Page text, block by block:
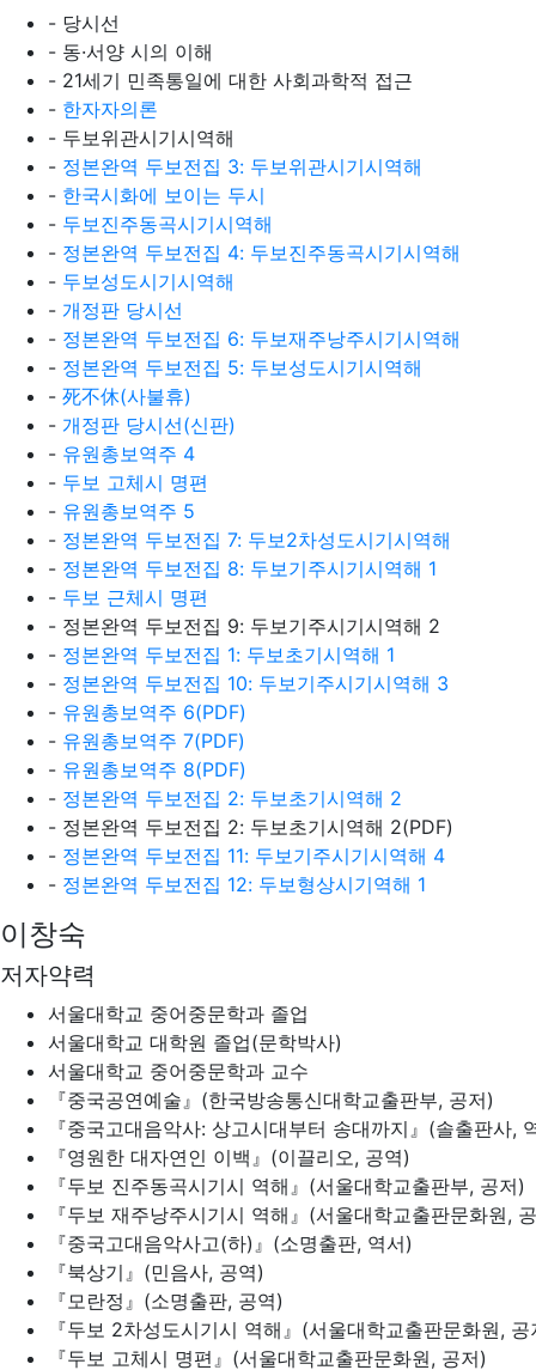
- 당시선
- 동·서양 시의 이해
- 21세기 민족통일에 대한 사회과학적 접근
- 한자자의론
- 두보위관시기시역해
- 정본완역 두보전집 3: 두보위관시기시역해
- 한국시화에 보이는 두시
- 두보진주동곡시기시역해
- 정본완역 두보전집 4: 두보진주동곡시기시역해
- 두보성도시기시역해
- 개정판 당시선
- 정본완역 두보전집 6: 두보재주낭주시기시역해
- 정본완역 두보전집 5: 두보성도시기시역해
- 死不休(사불휴)
- 개정판 당시선(신판)
- 유원총보역주 4
- 두보 고체시 명편
- 유원총보역주 5
- 정본완역 두보전집 7: 두보2차성도시기시역해
- 정본완역 두보전집 8: 두보기주시기시역해 1
- 두보 근체시 명편
- 정본완역 두보전집 9: 두보기주시기시역해 2
- 정본완역 두보전집 1: 두보초기시역해 1
- 정본완역 두보전집 10: 두보기주시기시역해 3
- 유원총보역주 6(PDF)
- 유원총보역주 7(PDF)
- 유원총보역주 8(PDF)
- 정본완역 두보전집 2: 두보초기시역해 2
- 정본완역 두보전집 2: 두보초기시역해 2(PDF)
- 정본완역 두보전집 11: 두보기주시기시역해 4
- 정본완역 두보전집 12: 두보형상시기역해 1
이창숙
저자약력
서울대학교 중어중문학과 졸업
서울대학교 대학원 졸업(문학박사)
서울대학교 중어중문학과 교수
『중국공연예술』(한국방송통신대학교출판부, 공저)
『중국고대음악사: 상고시대부터 송대까지』(솔출판사,
『영원한 대자연인 이백』(이끌리오, 공역)
『두보 진주동곡시기시 역해』(서울대학교출판부, 공저)
『두보 재주낭주시기시 역해』(서울대학교출판문화원,
『중국고대음악사고(하)』(소명출판, 역서)
『북상기』(민음사, 공역)
『모란정』(소명출판, 공역)
『두보 2차성도시기시 역해』(서울대학교출판문화원, 공
『두보 고체시 명편』(서울대학교출판문화원, 공저)